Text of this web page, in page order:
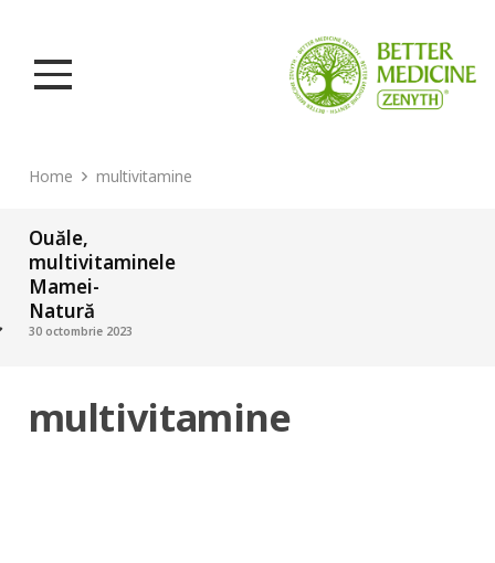
Home multivitamine
Ouăle,
multivitaminele
Mamei-
Natură
30 octombrie 2023
multivitamine